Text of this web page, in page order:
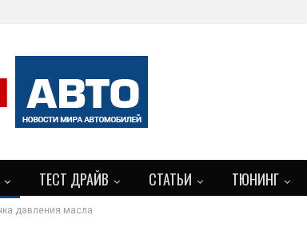
ТЕСТ ДРАЙВ СТАТЬИ ТЮНИНГ
БОЛЬШЕ
давления масла